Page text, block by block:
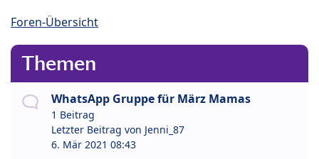
Foren-Übersicht
Themen
WhatsApp Gruppe für März Mamas
1 Beitrag
Letzter Beitrag von Jenni_87
6. Mär 2021 08:43